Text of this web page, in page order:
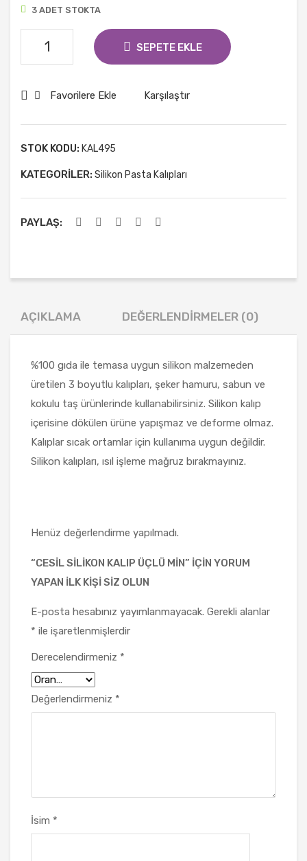
3 ADET STOKTA
Üçlü
SEPETE EKLE
Favorilere Ekle Karşılaştır
STOK KODU: KAL495
KATEGORILER: Silikon Pasta Kalıpları
PAYLAŞ:
AÇIKLAMA DEĞERLENDIRMELER (0)
%100 gıda ile temasa uygun silikon malzemeden
üretilen 3 boyutlu kalıpları, şeker hamuru, sabun ve
kokulu taş ürünlerinde kullanabilirsiniz. Silikon kalıp
içerisine dökülen ürüne yapışmaz ve deforme olmaz.
Kalıplar sıcak ortamlar için kullanıma uygun değildir.
Silikon kalıpları, ısıl işleme mağruz bırakmayınız.
Henüz değerlendirme yapılmadı.
“CESIL SILIKON KALIP ÜÇLÜ MIN” IÇIN YORUM
YAPAN ILK KIŞI SIZ OLUN
E-posta hesabınız yayımlanmayacak. Gerekli alanlar
* ile işaretlenmişlerdir
Derecelendirmeniz *
Değerlendirmeniz *
İsim *